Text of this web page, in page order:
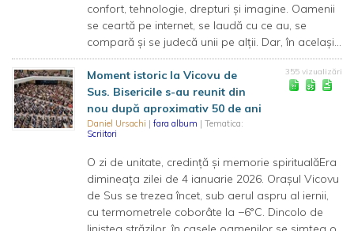
confort, tehnologie, drepturi și imagine. Oamenii
se ceartă pe internet, se laudă cu ce au, se
compară și se judecă unii pe alții. Dar, în același...
Moment istoric la Vicovu de
Sus. Bisericile s-au reunit din
nou după aproximativ 50 de ani
Daniel Ursachi | fara album | Tematica:
Scriitori
355 vizualizări
O zi de unitate, credință și memorie spiritualăEra
dimineața zilei de 4 ianuarie 2026. Orașul Vicovu
de Sus se trezea încet, sub aerul aspru al iernii,
cu termometrele coborâte la −6°C. Dincolo de